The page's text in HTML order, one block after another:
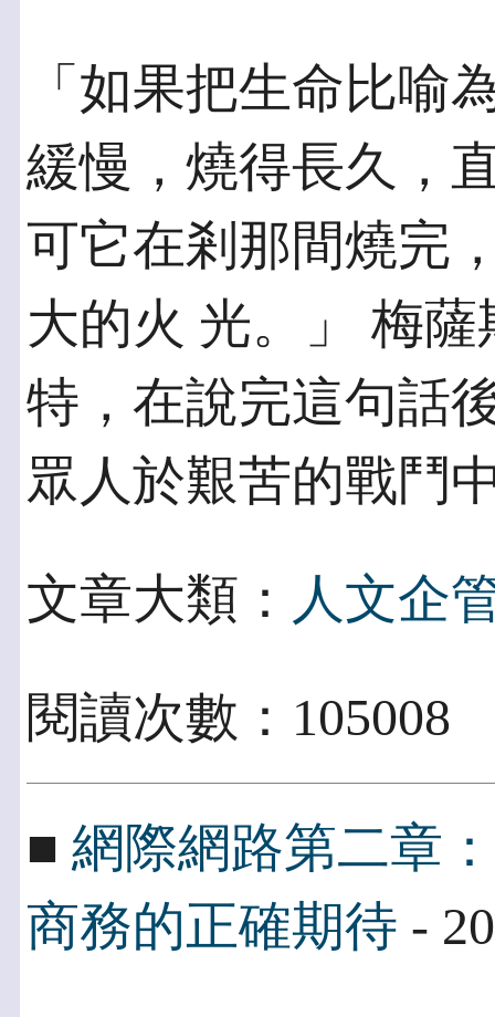
「如果把生命比喻
緩慢，燒得長久，
可它在剎那間燒完
大的火 光。」 梅
特，在說完這句話
眾人於艱苦的戰鬥
文章大類： 人文企
閱讀次數：
■ 網際網路第二章
商務的正確期待 -